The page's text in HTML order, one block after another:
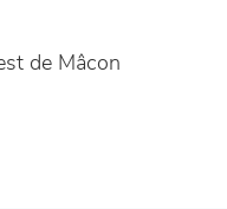
de Mâcon